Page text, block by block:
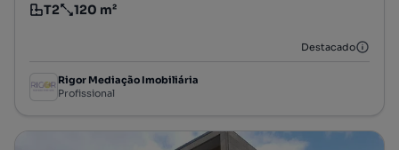
Tipologia
T2
Preço por metro quadrado
120 m²
Destacado
Rigor Mediação Imobiliária
Profissional